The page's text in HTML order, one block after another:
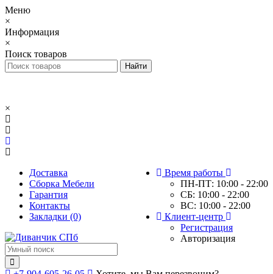
Меню
×
Информация
×
Поиск товаров
×
Доставка
Сборка Мебели
Гарантия
Контакты
Закладки (0)
Время работы
ПН-ПТ: 10:00 - 22:00
СБ: 10:00 - 22:00
ВС: 10:00 - 22:00
Клиент-центр
Регистрация
Авторизация